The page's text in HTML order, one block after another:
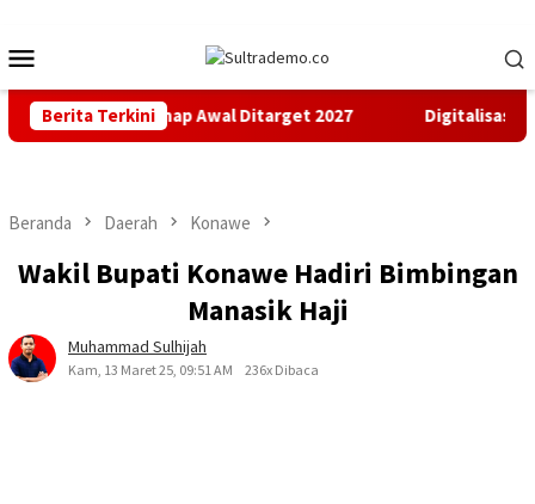
konten
Mobile
Berita Terkini
Tahap Awal Ditarget 2027 Digitalisasi
Beranda Daerah Konawe
Wakil Bupati Konawe Hadiri Bimbingan
Manasik Haji
Muhammad Sulhijah
Kam, 13 Maret 25, 09:51 AM 236x Dibaca